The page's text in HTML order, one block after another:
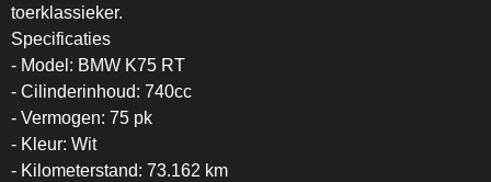
toerklassieker.
Specificaties
- Model: BMW K75 RT
- Cilinderinhoud: 740cc
- Vermogen: 75 pk
- Kleur: Wit
- Kilometerstand: 73.162 km